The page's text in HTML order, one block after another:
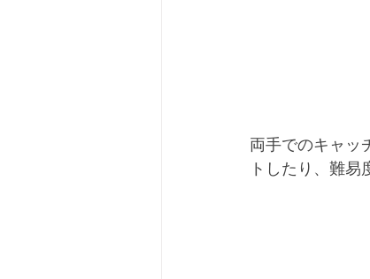
両手でのキャッ
トしたり、難易